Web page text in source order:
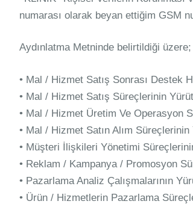
numarası olarak beyan ettiğim GSM
Aydınlatma Metninde belirtildiği üzere;
• Mal / Hizmet Satış Sonrası Destek
• Mal / Hizmet Satış Süreçlerinin
• Mal / Hizmet Üretim Ve Operasyon
• Mal / Hizmet Satın Alım
• Müşteri İlişkileri Yönetimi
• Reklam / Kampanya / Promosyon
• Pazarlama Analiz Çalışmalarının
• Ürün / Hizmetlerin Pazarlama